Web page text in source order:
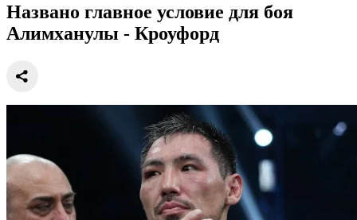
Названо главное условие для боя
Алимханулы - Кроуфорд